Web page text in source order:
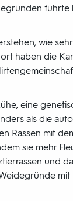
führte
wie
haben die
eine
als die
Rassen mit
sie mehr
und